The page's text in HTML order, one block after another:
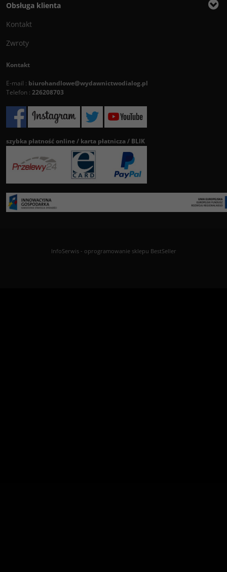
Obsługa klienta
Kontakt
Zwroty
Kontakt
E-mail : biurohandlowe@wydawnictwodialog.pl
Telefon : 226208703
szybka płatność online / karta płatnicza / BLIK
InfoSerwis- oprogramowanie sklepu BestSeller